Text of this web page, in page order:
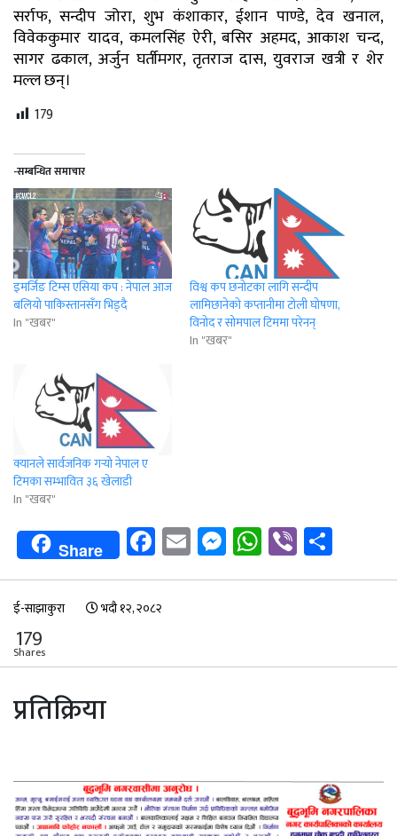
सर्राफ, सन्दीप जोरा, शुभ कंशाकार, ईशान पाण्डे, देव खनाल,
विवेककुमार यादव, कमलसिंह ऐरी, बसिर अहमद, आकाश चन्द,
सागर ढकाल, अर्जुन घर्तीमगर, तृतराज दास, युवराज खत्री र शेर
मल्ल छन्।
179
-सम्बन्धित समाचार
इमर्जिङ टिम्स एसिया कप : नेपाल आज
बलियो पाकिस्तानसँग भिड्दै
In "खबर"
विश्व कप छनोटका लागि सन्दीप
लामिछानेको कप्तानीमा टोली घोषणा,
विनोद र सोमपाल टिममा परेनन्
In "खबर"
क्यानले सार्वजनिक गर्‍यो नेपाल ए
टिमका सम्भावित ३६ खेलाडी
In "खबर"
Share Facebook
EmailMessenger
WhatsApp
Viber
ई-साझाकुरा भदौ १२, २०८२
179
Shares
प्रतिक्रिया